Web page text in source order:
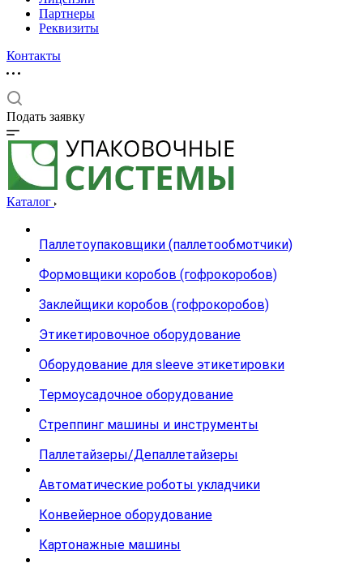
Партнеры
Реквизиты
Контакты
Подать заявку
Каталог
Паллетоупаковщики (паллетообмотчики)
Формовщики коробов (гофрокоробов)
Заклейщики коробов (гофрокоробов)
Этикетировочное оборудование
Оборудование для sleeve этикетировки
Термоусадочное оборудование
Стреппинг машины и инструменты
Паллетайзеры/Депаллетайзеры
Автоматические роботы укладчики
Конвейерное оборудование
Картонажные машины